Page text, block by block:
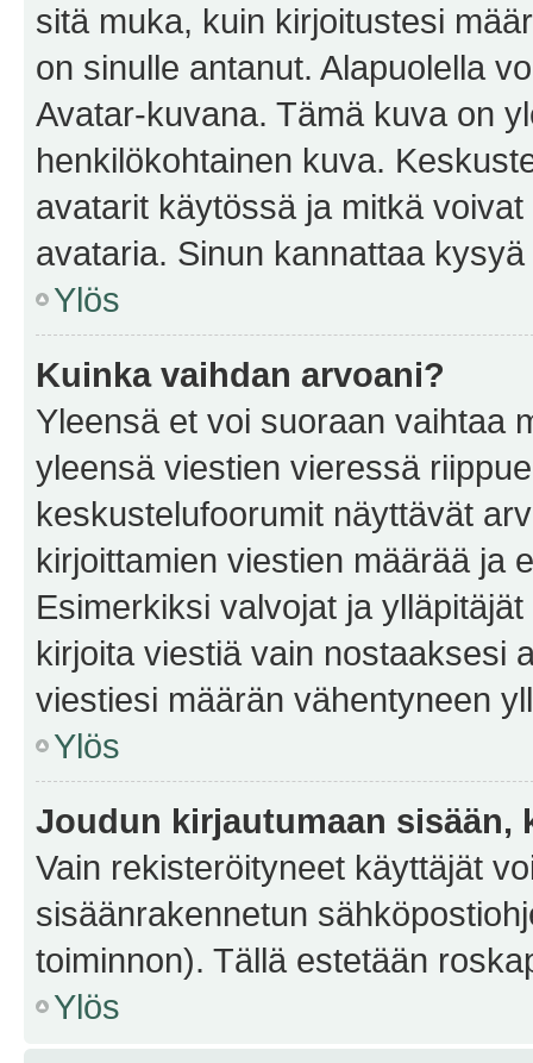
sitä muka, kuin kirjoitustesi
on sinulle antanut. Alapuolella
Avatar-kuvana. Tämä kuva on
henkilökohtainen kuva.
avatarit käytössä ja mitkä
avataria. Sinun kannattaa
Ylös
Kuinka vaihdan arvoani?
Yleensä et voi suoraan vaihtaa
yleensä viestien vieressä
keskustelufoorumit näyttävät
kirjoittamien viestien määrää ja
Esimerkiksi valvojat ja
kirjoita viestiä vain nostaaksesi
viestiesi määrän vähentyneen
Ylös
Joudun kirjautumaan sisään,
Vain rekisteröityneet käyttäjät
sisäänrakennetun
toiminnon). Tällä estetään
Ylös